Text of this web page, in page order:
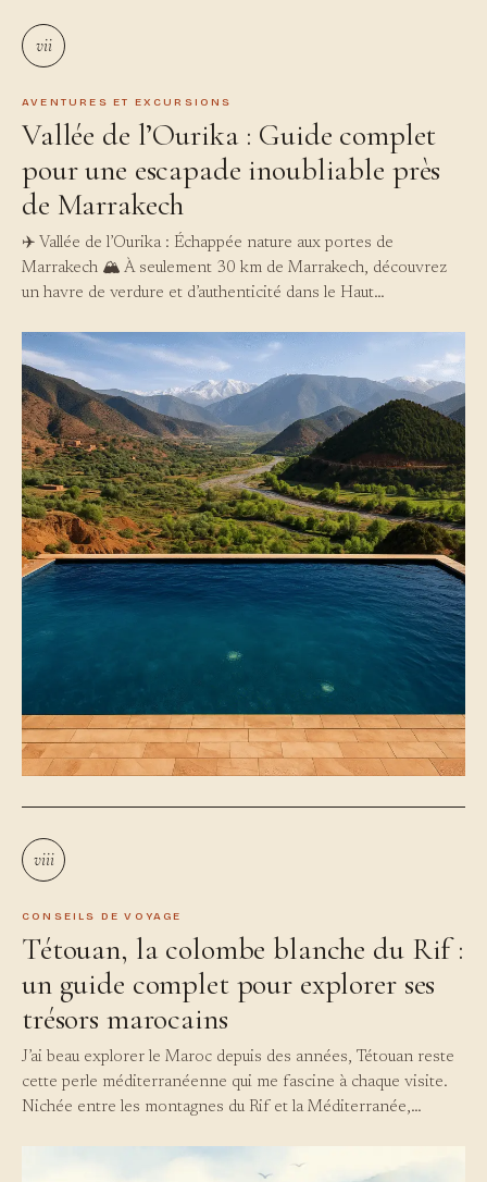
vii
AVENTURES ET EXCURSIONS
Vallée de l’Ourika : Guide complet
pour une escapade inoubliable près
de Marrakech
✈️ Vallée de l’Ourika : Échappée nature aux portes de
Marrakech 🏔️ À seulement 30 km de Marrakech, découvrez
un havre de verdure et d’authenticité dans le Haut…
viii
CONSEILS DE VOYAGE
Tétouan, la colombe blanche du Rif :
un guide complet pour explorer ses
trésors marocains
J’ai beau explorer le Maroc depuis des années, Tétouan reste
cette perle méditerranéenne qui me fascine à chaque visite.
Nichée entre les montagnes du Rif et la Méditerranée,…